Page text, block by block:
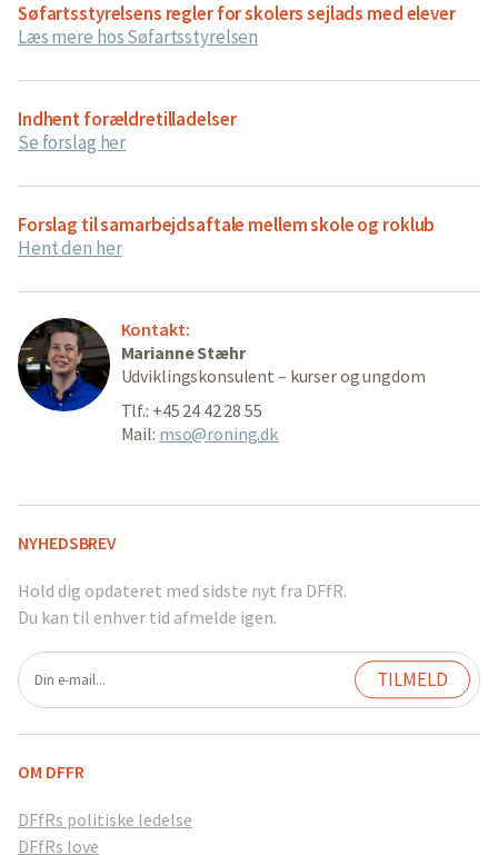
Søfartsstyrelsens regler for skolers sejlads med elever
Læs mere hos Søfartsstyrelsen
Indhent forældretilladelser
Se forslag her
Forslag til samarbejdsaftale mellem skole og roklub
Hent den her
Kontakt:
Marianne Stæhr
Udviklingskonsulent – kurser og ungdom
Tlf.: +45 24 42 28 55
Mail: mso@roning.dk
NYHEDSBREV
Hold dig opdateret med sidste nyt fra DFfR.
Du kan til enhver tid afmelde igen.
OM DFFR
DFfRs politiske ledelse
DFfRs love